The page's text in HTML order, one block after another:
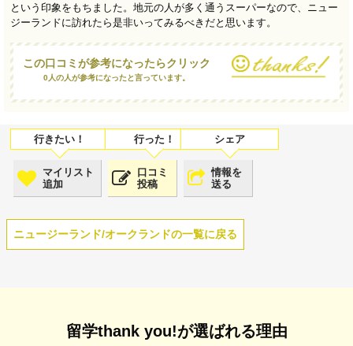
マイリスト
追加
口コミ
投稿
情報を
送る
という印象をもちました。地元の人が多く通うスーパーなので、ニュー
ジーランドに訪れたら是非いってみるべきだと思います。
この口コミが参考になったらクリック
0人の人が参考になったと言っています。
ニュージーランド/オークランドの一覧に戻る
留学thank you!が選ばれる理由